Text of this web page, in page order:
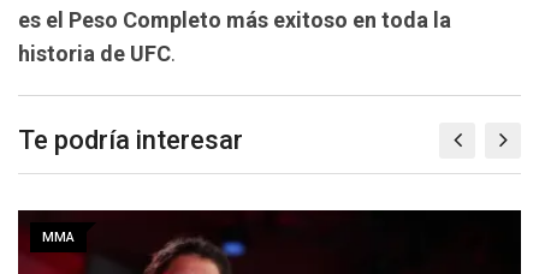
es el Peso Completo más exitoso en toda la
historia de UFC.
Te podría interesar
MMA